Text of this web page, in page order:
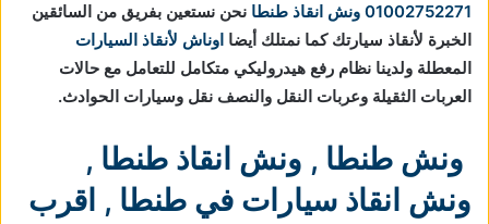
01002752271 ونش انقاذ طنطا نحن نستعين بفريق من السائقين
الخبرة لأنقاذ سيارتك كما نمتلك أيضا اوناش لأنقاذ السيارات
المعطلة ولدينا نظام رفع هيدروليكي متكامل للتعامل مع حالات
العربات الثقيلة وعربات النقل والنصف نقل وسيارات الحوادث.
ونش طنطا , ونش انقاذ طنطا ,
ونش انقاذ سيارات في طنطا , اقرب